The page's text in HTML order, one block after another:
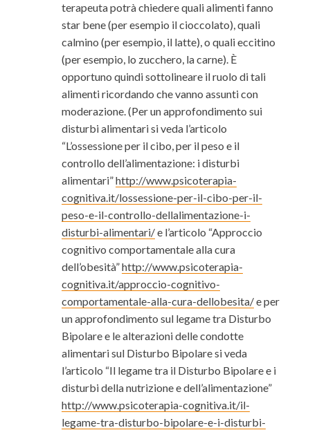
terapeuta potrà chiedere quali alimenti fanno
star bene (per esempio il cioccolato), quali
calmino (per esempio, il latte), o quali eccitino
(per esempio, lo zucchero, la carne). È
opportuno quindi sottolineare il ruolo di tali
alimenti ricordando che vanno assunti con
moderazione. (Per un approfondimento sui
disturbi alimentari si veda l’articolo
“L’ossessione per il cibo, per il peso e il
controllo dell’alimentazione: i disturbi
alimentari”http://www.psicoterapia-
cognitiva.it/lossessione-per-il-cibo-per-il-
peso-e-il-controllo-dellalimentazione-i-
disturbi-alimentari/e l’articolo “Approccio
cognitivo comportamentale alla cura
dell’obesità”http://www.psicoterapia-
cognitiva.it/approccio-cognitivo-
comportamentale-alla-cura-dellobesita/e per
un approfondimento sul legame tra Disturbo
Bipolare e le alterazioni delle condotte
alimentari sul Disturbo Bipolare si veda
l’articolo “Il legame tra il Disturbo Bipolare e i
disturbi della nutrizione e dell’alimentazione”
http://www.psicoterapia-cognitiva.it/il-
legame-tra-disturbo-bipolare-e-i-disturbi-